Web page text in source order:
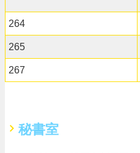
264
265
267
秘書室